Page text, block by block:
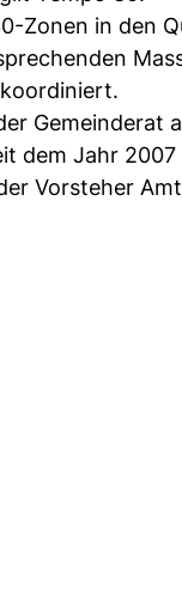
Zonen in den
Gemeinderat
dem Jahr
Vorsteher